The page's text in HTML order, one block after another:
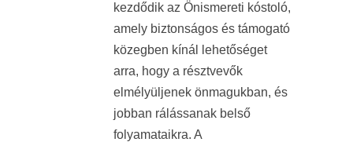
kezdődik az Önismereti kóstoló,
amely biztonságos és támogató
közegben kínál lehetőséget
arra, hogy a résztvevők
elmélyüljenek önmagukban, és
jobban rálássanak belső
folyamataikra. A